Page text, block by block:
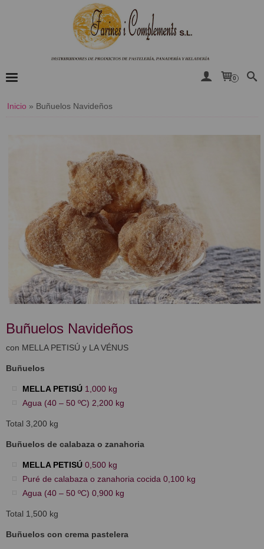
0
Inicio » ​Buñuelos Navideños
Buñuelos Navideños
con MELLA PETISÚ y LA VÉNUS
Buñuelos
MELLA PETISÚ 1,000 kg
Agua (40 – 50 ºC) 2,200 kg
Total 3,200 kg
Buñuelos de calabaza o zanahoria
MELLA PETISÚ 0,500 kg
Puré de calabaza o zanahoria cocida 0,100 kg
Agua (40 – 50 ºC) 0,900 kg
Total 1,500 kg
Buñuelos con crema pastelera